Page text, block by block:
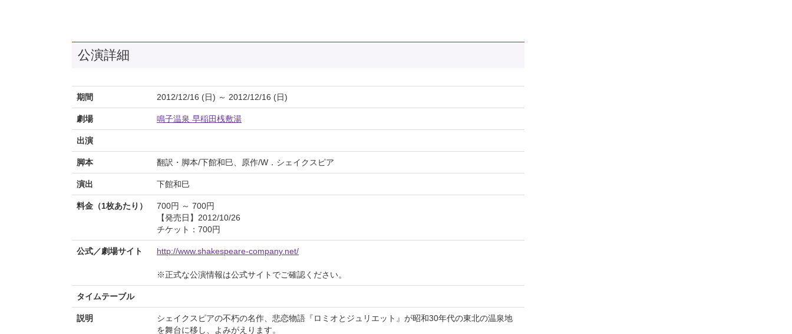
公演詳細
期間 2012/12/16 (日) ～ 2012/12/16 (日)
劇場 鳴子温泉 早稲田桟敷湯
出演
脚本 翻訳・脚本/下館和巳、原作/W．シェイクスピア
演出 下館和巳
料金（1枚あたり）
700円 ～ 700円
【発売日】2012/10/26
チケット：700円
公式／劇場サイト http://www.shakespeare-company.net/
※正式な公演情報は公式サイトでご確認ください。
タイムテーブル
説明
シェイクスピアの不朽の名作、悲恋物語『ロミオとジュリエット』が昭和30年代の東北の温泉地
を舞台に移し、よみがえります。